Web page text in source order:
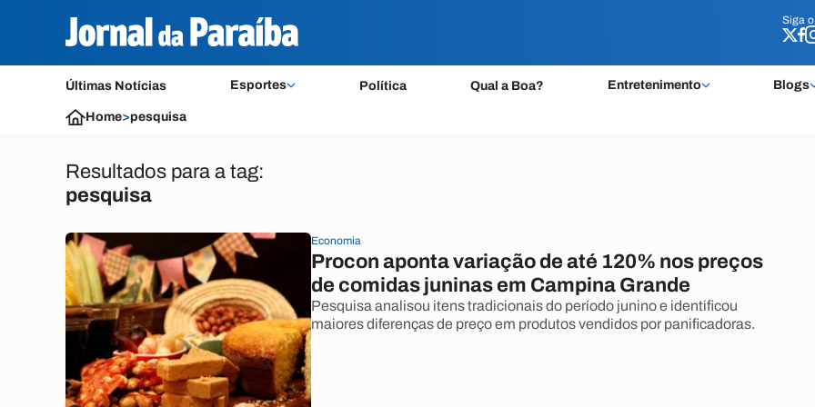
Siga o
Últimas Notícias Esportes Política Qual a Boa? Entretenimento Blogs
Siga o
Home>pesquisa
Resultados para a tag:
pesquisa
Economia
Procon aponta variação de até 120% nos preços
de comidas juninas em Campina Grande
Pesquisa analisou itens tradicionais do período junino e identificou
maiores diferenças de preço em produtos vendidos por panificadoras.